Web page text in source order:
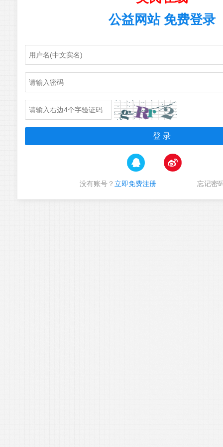
公益网站 免费登录
没有账号？ 立即免费注册 忘记